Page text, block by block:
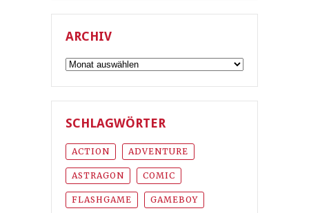
ARCHIV
Archiv
SCHLAGWÖRTER
ACTION ADVENTURE
ASTRAGON COMIC
FLASHGAME GAMEBOY